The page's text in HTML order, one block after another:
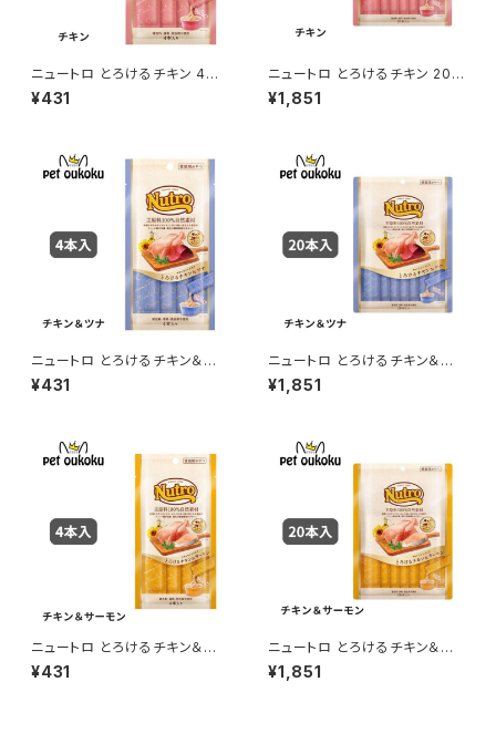
ニュートロ とろけるチキン 4本
入り 4902397857525
¥431
ニュートロ とろけるチキン 20
本入り 4902397857693
¥1,851
ニュートロ とろけるチキン＆ツ
ナ 4本入り 4902397857549
¥431
ニュートロ とろけるチキン＆ツ
ナ 20本入り 490239785771
6
¥1,851
ニュートロ とろけるチキン＆サ
ーモン 4本入り 4902397857
563
¥431
ニュートロ とろけるチキン＆サ
ーモン 20本入り 490239785
7730
¥1,851